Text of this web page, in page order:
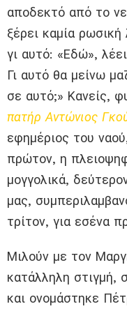
αποδεκτό από το
ξέρει καμία
γι αυτό: «Εδώ»,
Γι αυτό θα μείνω
σε αυτό;» Κανείς,
πατήρ Αντώνιος
εφημέριος του
πρώτον, η
μογγολικά,
μας,
τρίτον, για εσένα
Μιλούν με τον
κατάλληλη στιγμή,
και ονομάστηκε